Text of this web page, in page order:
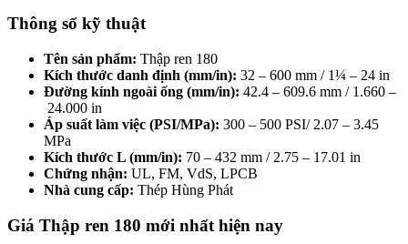
Thông số kỹ thuật
Tên sản phẩm: Thập ren 180
Kích thước danh định (mm/in): 32 – 600 mm / 1¼ – 24 in
Đường kính ngoài ống (mm/in): 42.4 – 609.6 mm / 1.660 –
24.000 in
Áp suất làm việc (PSI/MPa): 300 – 500 PSI/ 2.07 – 3.45
MPa
Kích thước L (mm/in): 70 – 432 mm / 2.75 – 17.01 in
Chứng nhận: UL, FM, VdS, LPCB
Nhà cung cấp: Thép Hùng Phát
Giá Thập ren 180 mới nhất hiện nay